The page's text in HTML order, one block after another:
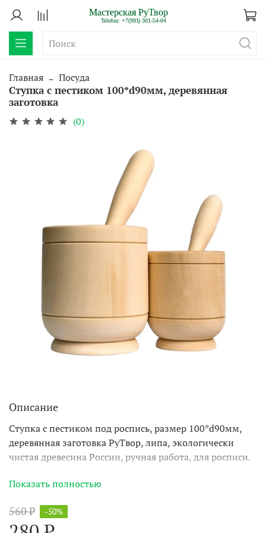
Главная
Посуда
Ступка с пестиком 100*d90мм, деревянная
заготовка
(0)
Описание
Ступка с пестиком под роспись, размер 100*d90мм,
деревянная заготовка РуТвор, липа, экологически
чистая древесина России, ручная работа, для росписи.
Ступка с пестиком под роспись от мастерской "РуТвор"
Изделие выполнено из экологически чистой
древесины липы, которая была выращена в России.
Показать полностью
560 ₽ -50%